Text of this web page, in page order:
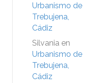
Urbanismo de
Trebujena,
Cádiz
Silvania en
Urbanismo de
Trebujena,
Cádiz